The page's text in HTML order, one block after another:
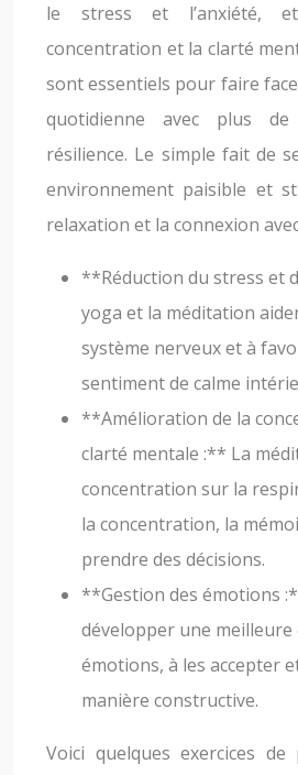
le stress et l’anxiété,
concentration et la clarté
sont essentiels pour faire
quotidienne avec plus
résilience. Le simple fait de
environnement paisible et
relaxation et la connexion
**Réduction du stress et
yoga et la méditation
système nerveux et à
sentiment de calme
**Amélioration de la
clarté mentale :** La
concentration sur la
la concentration, la
prendre des décisions.
**Gestion des émotions
développer une meilleure
émotions, à les accepter
manière constructive.
Voici quelques exercices de